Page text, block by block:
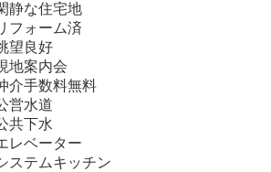
静な住宅地
フォーム済
望良好
地案内会
介手数料無料
営水道
共下水
レベーター
ステムキッチン